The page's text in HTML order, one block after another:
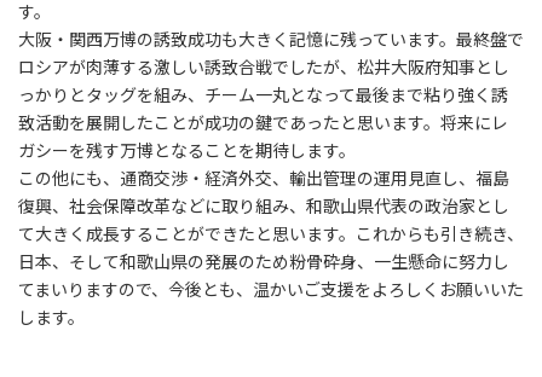
す。
大阪・関西万博の誘致成功も大きく記憶に残っています。最終盤で
ロシアが肉薄する激しい誘致合戦でしたが、松井大阪府知事とし
っかりとタッグを組み、チーム一丸となって最後まで粘り強く誘
致活動を展開したことが成功の鍵であったと思います。将来にレ
ガシーを残す万博となることを期待します。
この他にも、通商交渉・経済外交、輸出管理の運用見直し、福島
復興、社会保障改革などに取り組み、和歌山県代表の政治家とし
て大きく成長することができたと思います。これからも引き続き、
日本、そして和歌山県の発展のため粉骨砕身、一生懸命に努力し
てまいりますので、今後とも、温かいご支援をよろしくお願いいた
します。